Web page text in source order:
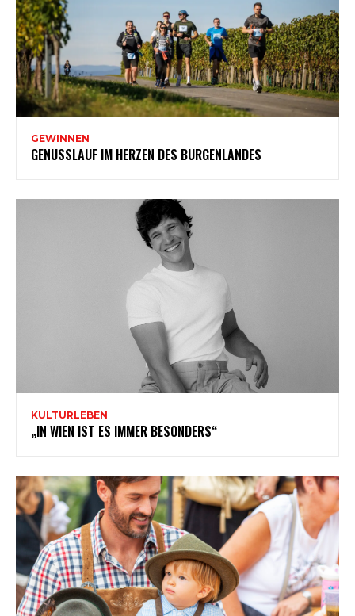
GEWINNEN
GENUSSLAUF IM HERZEN DES BURGENLANDES
KULTURLEBEN
„IN WIEN IST ES IMMER BESONDERS“